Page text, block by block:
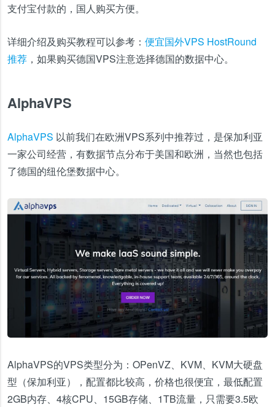
支付宝付款的，国人购买方便。
详细介绍及购买教程可以参考： 便宜国外VPS HostRound
推荐，如果购买德国VPS注意选择德国的数据中心。
AlphaVPS
AlphaVPS 以前我们在欧洲VPS系列中推荐过，是保加利亚
一家公司经营，有数据节点分布于美国和欧洲，当然也包括
了德国的纽伦堡数据中心。
AlphaVPS的VPS类型分为：OPenVZ、KVM、KVM大硬盘
型（保加利亚），配置都比较高，价格也很便宜，最低配置
2GB内存、4核CPU、15GB存储、1TB流量，只需要3.5欧